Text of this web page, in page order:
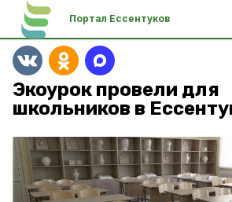
Портал Ессентуков
Экоурок провели для
школьников в